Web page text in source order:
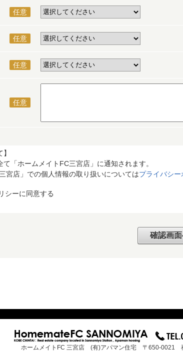
任意
任意
任意
任意
て「ホームメイトFC三宮店」に通知されます。
宮店」での個人情報の取り扱いについてはプライバシー
シーに同意する
ホームメイトFC 三宮店 (有)アパマン住宅 〒650-0021